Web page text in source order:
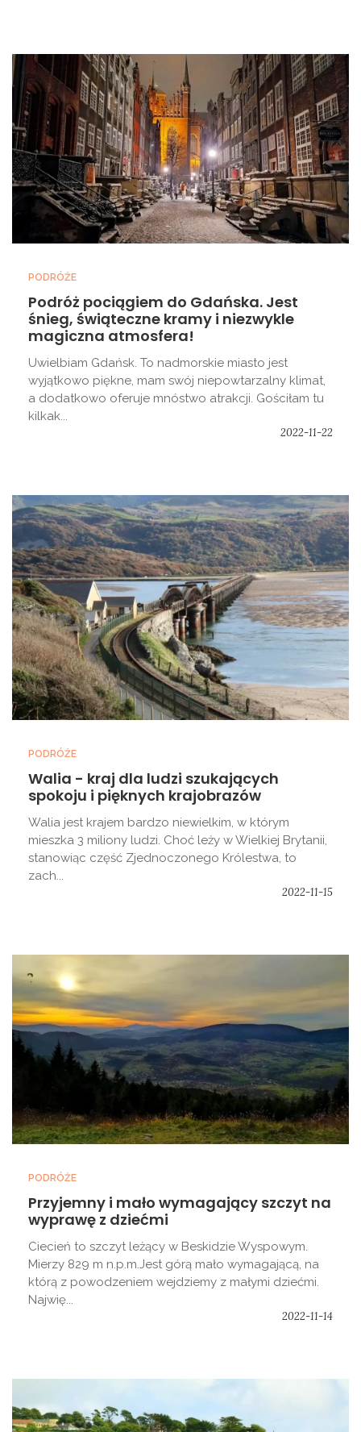
PODRÓŻE
Podróż pociągiem do Gdańska. Jest
śnieg, świąteczne kramy i niezwykle
magiczna atmosfera!
Uwielbiam Gdańsk. To nadmorskie miasto jest
wyjątkowo piękne, mam swój niepowtarzalny klimat,
a dodatkowo oferuje mnóstwo atrakcji. Gościłam tu
kilkak...
2022-11-22
PODRÓŻE
Walia - kraj dla ludzi szukających
spokoju i pięknych krajobrazów
Walia jest krajem bardzo niewielkim, w którym
mieszka 3 miliony ludzi. Choć leży w Wielkiej Brytanii,
stanowiąc część Zjednoczonego Królestwa, to
zach...
2022-11-15
PODRÓŻE
Przyjemny i mało wymagający szczyt na
wyprawę z dziećmi
Ciecień to szczyt leżący w Beskidzie Wyspowym.
Mierzy 829 m n.p.m.Jest górą mało wymagającą, na
którą z powodzeniem wejdziemy z małymi dziećmi.
Najwię...
2022-11-14